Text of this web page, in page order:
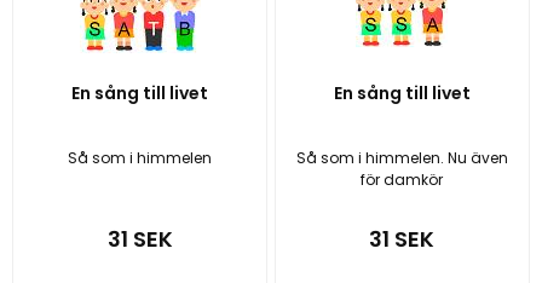
En sång till livet
Så som i himmelen
31 SEK
En sång till livet
Så som i himmelen. Nu även
för damkör
31 SEK